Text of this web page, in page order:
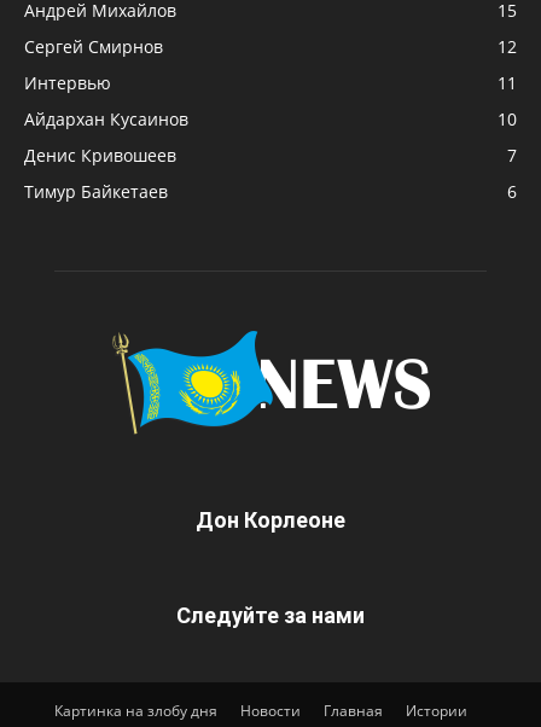
Андрей Михайлов
15
Сергей Смирнов
12
Интервью
11
Айдархан Кусаинов
10
Денис Кривошеев
7
Тимур Байкетаев
6
Дон Корлеоне
Следуйте за нами
Картинка на злобу дня Новости Главная
Истории